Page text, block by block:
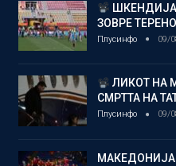
ЗОВРЕ
Плусинфо 09/
ЛИКОТ НА
СМРТТА НА
Плусинфо 09/
МАКЕДОНИЈА